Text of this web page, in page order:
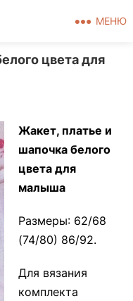
МЕНЮ
цвета для
Жакет, платье и
шапочка белого
цвета для
малыша
Размеры: 62/68
(74/80) 86/92.
Для вязания
комплекта